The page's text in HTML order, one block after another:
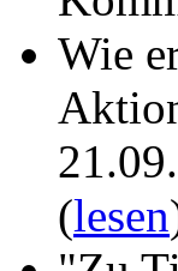
Wie
(lesen